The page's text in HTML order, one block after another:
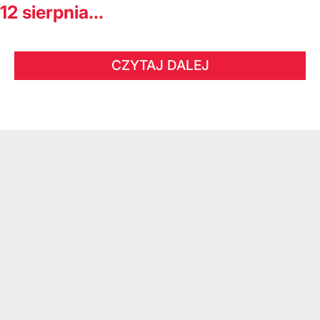
12 sierpnia...
CZYTAJ DALEJ